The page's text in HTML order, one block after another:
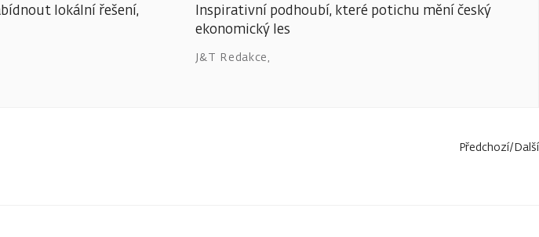
lokální řešení,
Inspirativní podhoubí, které potichu mění český
ekonomický les
J&T Redakce,
Předchozí/Další